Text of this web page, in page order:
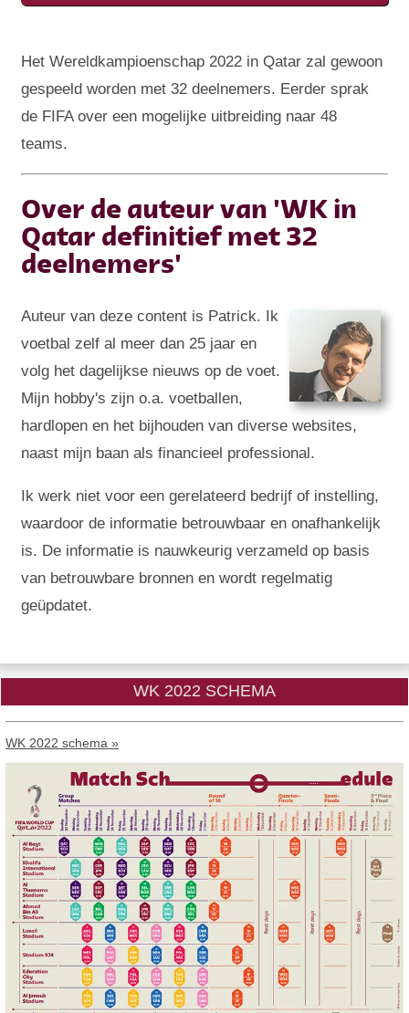
Het Wereldkampioenschap 2022 in Qatar zal gewoon
gespeeld worden met 32 deelnemers. Eerder sprak
de FIFA over een mogelijke uitbreiding naar 48
teams.
Over de auteur van 'WK in
Qatar definitief met 32
deelnemers'
Auteur van deze content is Patrick. Ik
voetbal zelf al meer dan 25 jaar en
volg het dagelijkse nieuws op de voet.
Mijn hobby's zijn o.a. voetballen,
hardlopen en het bijhouden van diverse websites,
naast mijn baan als financieel professional.
Ik werk niet voor een gerelateerd bedrijf of instelling,
waardoor de informatie betrouwbaar en onafhankelijk
is. De informatie is nauwkeurig verzameld op basis
van betrouwbare bronnen en wordt regelmatig
geüpdatet.
WK 2022 SCHEMA
WK 2022 schema »